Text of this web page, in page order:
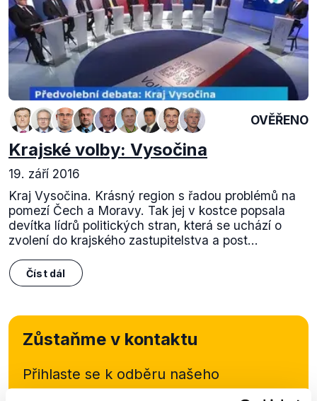
OVĚŘENO
Krajské volby: Vysočina
19. září 2016
Kraj Vysočina. Krásný region s řadou problémů na
pomezí Čech a Moravy. Tak jej v kostce popsala
devítka lídrů politických stran, která se uchází o
zvolení do krajského zastupitelstva a post...
Číst dál
Zůstaňme v kontaktu
Přihlaste se k odběru našeho
whatsappového